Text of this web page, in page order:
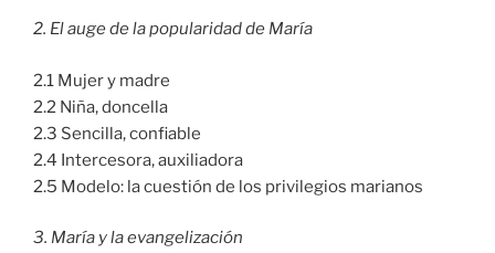
2. El auge de la popularidad de María
2.1 Mujer y madre
2.2 Niña, doncella
2.3 Sencilla, confiable
2.4 Intercesora, auxiliadora
2.5 Modelo: la cuestión de los privilegios marianos
3. María y la evangelización